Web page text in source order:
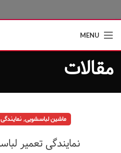
MENU
مقالات
ماشین لباسشویی,
نمایندگی تعمیر